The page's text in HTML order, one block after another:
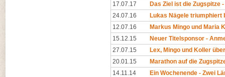
17.07.17
Das Ziel ist die Zugspitze
24.07.16
Lukas Nägele triumphiert
12.07.16
Markus Mingo und Maria
15.12.15
Neuer Titelsponsor -
27.07.15
Lex, Mingo und Koller
20.01.15
Marathon auf die
14.11.14
Ein Wochenende - Zwei